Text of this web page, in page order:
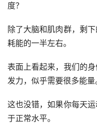
度？
除了大脑和肌肉群，剩
耗能的一半左右。
表面上看起来，我们的
发力，似乎需要很多能量
这也没错，如果你每天
于正常水平。